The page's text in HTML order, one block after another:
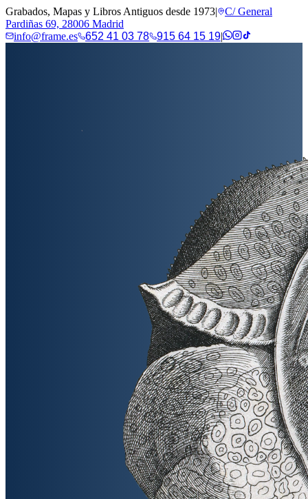
Grabados, Mapas y Libros Antiguos desde 1973|
C/ General
Pardiñas 69, 28006 Madrid
info@frame.es
652 41 03 78 915 64 15 19|